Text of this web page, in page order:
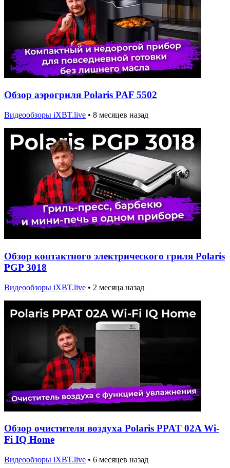
Обзор аэрогриля Polaris PAF 5502
Видеообзоры iXBT.live • 8 месяцев назад
Обзор контактного электрического гриля Polaris
PGP 3018
Видеообзоры iXBT.live • 2 месяца назад
Обзор очистителя воздуха Polaris PPAT 02A Wi-
Fi IQ Home
Видеообзоры iXBT.live • 6 месяцев назад